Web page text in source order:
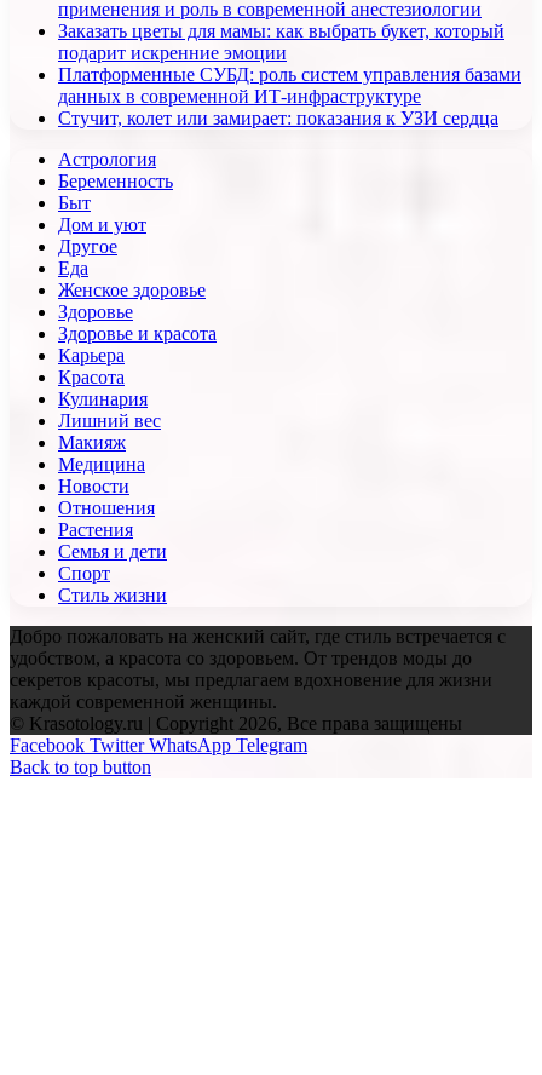
применения и роль в современной анестезиологии
Заказать цветы для мамы: как выбрать букет, который
подарит искренние эмоции
Платформенные СУБД: роль систем управления базами
данных в современной ИТ-инфраструктуре
Стучит, колет или замирает: показания к УЗИ сердца
Астрология
Беременность
Быт
Дом и уют
Другое
Еда
Женское здоровье
Здоровье
Здоровье и красота
Карьера
Красота
Кулинария
Лишний вес
Макияж
Медицина
Новости
Отношения
Растения
Семья и дети
Спорт
Стиль жизни
Добро пожаловать на женский сайт, где стиль встречается с
удобством, а красота со здоровьем. От трендов моды до
секретов красоты, мы предлагаем вдохновение для жизни
каждой современной женщины.
© Krasotology.ru | Copyright 2026, Все права защищены
Facebook Twitter WhatsApp Telegram
Back to top button